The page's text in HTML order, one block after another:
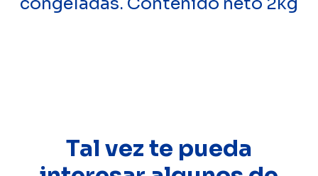
Tal vez te pueda